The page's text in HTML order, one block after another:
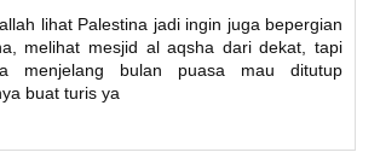
lihat Palestina jadi ingin juga bepergian
melihat mesjid al aqsha dari dekat, tapi
menjelang bulan puasa mau ditutup
buat turis ya